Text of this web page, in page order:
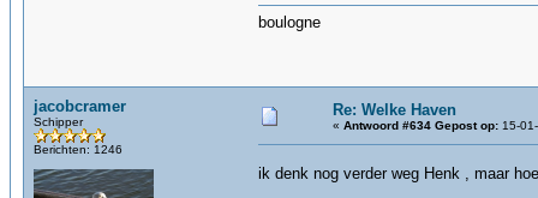
boulogne
jacobcramer
Schipper
Berichten: 1246
Re: Welke Haven
« Antwoord #634 Gepost op: 15-
ik denk nog verder weg Henk , maar